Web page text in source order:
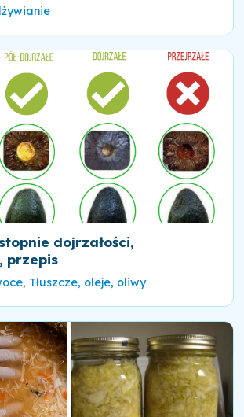
dojrzałości,
przepis
, Tłuszcze, oleje, oliwy